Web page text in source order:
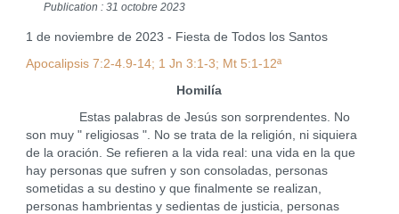
Publication : 31 octobre 2023
1 de noviembre de 2023 - Fiesta de Todos los Santos
Apocalipsis 7:2-4.9-14; 1 Jn 3:1-3; Mt 5:1-12ª
Homilía
Estas palabras de Jesús son sorprendentes. No
son muy " religiosas ". No se trata de la religión, ni siquiera
de la oración. Se refieren a la vida real: una vida en la que
hay personas que sufren y son consoladas, personas
sometidas a su destino y que finalmente se realizan,
personas hambrientas y sedientas de justicia, personas